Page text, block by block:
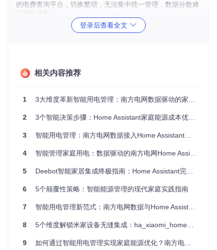
的电费查询平台，切换繁琐，无法集中统一管理，数据分散难
以对比分析。
：不清楚哪些设备耗电最多，也无法了解不同
方案价值：南方电网数据集成的核心优势
点？让我们通过对比来看看本方案的核心价值：
传统方式
本方案
每月一次账单查看
实时用电数据监控
人工记录用电情况
自动生成用电报告
被动缴费
电费预警提醒
该项目采用先进的数据采集技术，通过安全的身份验证流程获
的南方电网用户，为绝大多数南方地区家庭提供智能用电管理
登录后查看全文
相关内容推荐
1 3大维度革新智能用电管理：南方电网数据驱动的家庭用电优化方案
2 3个智能决策步骤：Home Assistant家庭能源成本优化指南
3 智能用电管理：南方电网数据接入Home Assistant的家庭用电优化方案
4 智能管理家庭用电：数据驱动的南方电网Home Assistant集成方案
5 Deebot智能家居集成终极指南：Home Assistant完整配置教程
6 5个颠覆性策略：智能能源管理的现代家庭实践指南
7 智能用电管理新范式：南方电网数据与Home Assistant的深度整合
8 5个维度解锁米家设备无缝集成：ha_xiaomi_home全方位指南
9 如何通过智能用电管理实现家庭能源优化？南方电网数据集成方案解析